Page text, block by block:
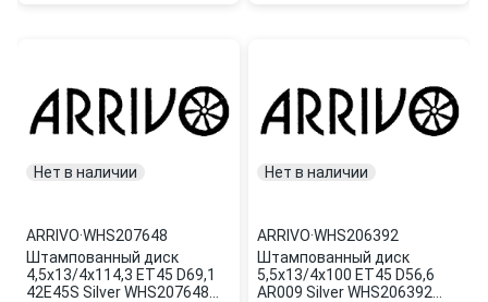
Нет в наличии
ARRIVO·WHS207648
Штампованный диск
4,5x13/4x114,3 ET45 D69,1
42E45S Silver WHS207648
Нет в наличии
ARRIVO·WHS206392
Штампованный диск
5,5x13/4x100 ET45 D56,6
AR009 Silver WHS206392